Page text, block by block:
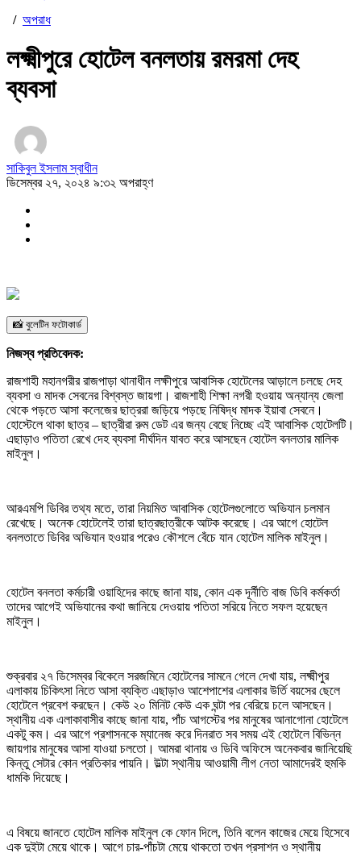
/ অপরাধ
লক্ষ্মীপুরে হোটেল বনলতায় রমরমা দেহ
ব্যবসা
সাকিবুল ইসলাম স্বাধীন
ডিসেম্বর ২৭, ২০২৪ ৯:৩২ অপরাহ্ণ
📸 বুলেটিন ফটোকার্ড
নিজস্ব প্রতিবেদক:
রাজশাহী মহানগরীর রাজপাড়া থানাধীন লক্ষীপুরে আবাসিক হোটেলের আড়ালে চলছে দেহ
ব্যবসা ও মাদক সেবনের বিশ্বস্ত জায়গা। রাজশাহী শিক্ষা নগরী হওয়ায় অন্যান্য জেলা
থেকে পড়তে আসা কলেজের ছাত্ররা জড়িয়ে পড়ছে নিষিদ্ধ মাদক ইয়াবা সেবনে।
হোস্টেলে থাকা ছাত্র – ছাত্রীরা রুম ডেট এর জন্য বেছে নিচ্ছে এই আবাসিক হোটেলটি।
এছাড়াও পতিতা রেখে দেহ ব্যবসা দীর্ঘদিন যাবত করে আসছেন হোটেল বনলতার মালিক
মাইনুল।
আরএমপি ডিবির তথ্য মতে, তারা নিয়মিত আবাসিক হোটেলগুলোতে অভিযান চলমান
রেখেছে। অনেক হোটেলেই তারা ছাত্রছাত্রীকে আটক করেছে। এর আগে হোটেল
বনলতাতে ডিবির অভিযান হওয়ার পরেও কৌশলে বেঁচে যান হোটেল মালিক মাইনুল।
হোটেল বনলতা কর্মচারী ওয়াহিদের কাছে জানা যায়, কোন এক দূর্নীতি বাজ ডিবি কর্মকর্তা
তাদের আগেই অভিযানের কথা জানিয়ে দেওয়ায় পতিতা সরিয়ে নিতে সফল হয়েছেন
মাইনুল।
শুক্রবার ২৭ ডিসেম্বর বিকেলে সরজমিনে হোটেলের সামনে গেলে দেখা যায়, লক্ষ্মীপুর
এলাকায় চিকিৎসা নিতে আসা ব্যক্তি এছাড়াও আশেপাশের এলাকার উর্তি বয়সের ছেলে
হোটেলে প্রবেশ করছেন। কেউ ২০ মিনিট কেউ এক ঘন্টা পর বেরিয়ে চলে আসছেন।
স্থানীয় এক এলাকাবাসীর কাছে জানা যায়, পাঁচ আগস্টের পর মানুষের আনাগোনা হোটেলে
একটু কম। এর আগে প্রশাসনকে ম্যানেজ করে দিনরাত সব সময় এই হোটেলে বিভিন্ন
জায়গার মানুষের আসা যাওয়া চলতো। আমরা থানায় ও ডিবি অফিসে অনেকবার জানিয়েছি
কিন্তু সেটার কোন প্রতিকার পায়নি। উল্টা স্থানীয় আওয়ামী লীগ নেতা আমাদেরই হুমকি
ধামকি দিয়েছে।
এ বিষয়ে জানতে হোটেল মালিক মাইনুল কে ফোন দিলে, তিনি বলেন কাজের মেয়ে হিসেবে
এক দুইটা মেয়ে থাকে। আগে চার-পাঁচটা মেয়ে থাকতো তখন প্রসাশন ও স্থানীয়